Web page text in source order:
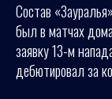
Состав
был в матчах
заявку 13-м
дебютировал за